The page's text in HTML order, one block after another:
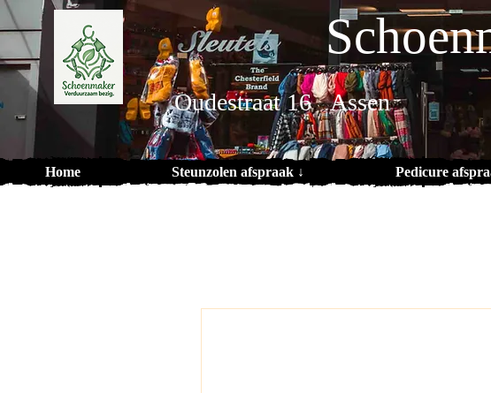
Oudestraat 16 Assen
Home Steunzolen afspraak ↓ Pedicure